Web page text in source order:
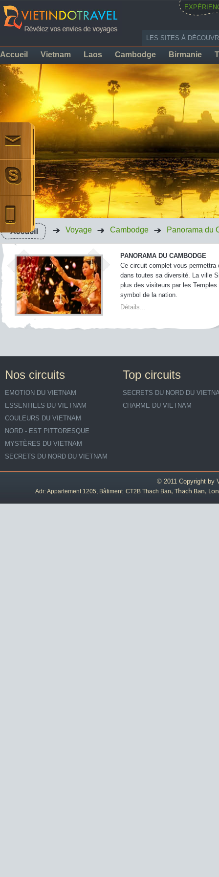
LES SITES À
Accueil Vietnam Laos Cambodge Birmanie
Voyage Cambodge Panorama du
PANORAMA DU CAMBODGE
Ce circuit complet vous permettra
dans toutes sa diversité. La ville
plus des visiteurs par les Temples
symbol de la nation.
Détails...
Nos circuits
EMOTION DU VIETNAM
ESSENTIELS DU VIETNAM
COULEURS DU VIETNAM
NORD - EST PITTORESQUE
MYSTÈRES DU VIETNAM
SECRETS DU NORD DU VIETNAM
Top circuits
SECRETS DU NORD DU
CHARME DU VIETNAM
© 2011 Copyright by
Adr: Appartement 1205, Bâtiment CT2B Thach Ban, Thach Ban,